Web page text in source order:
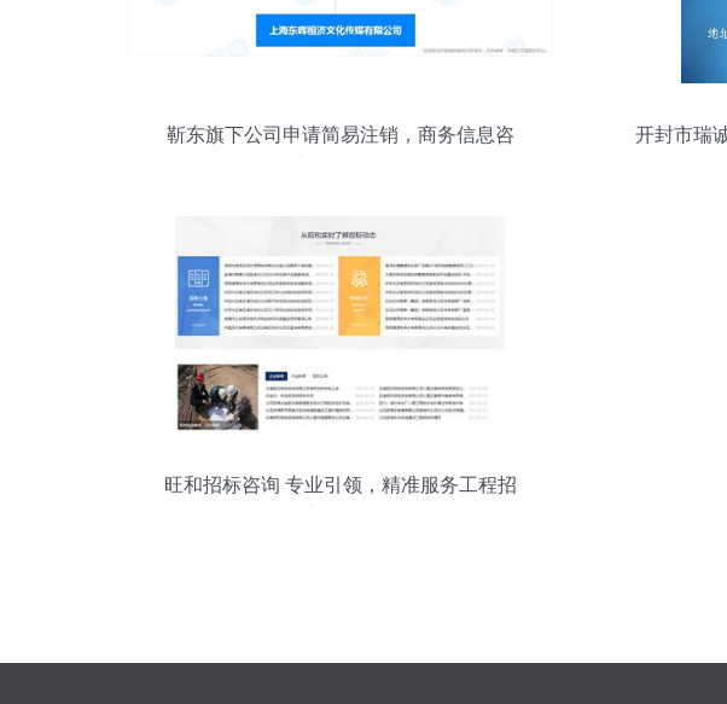
靳东旗下公司申请简易注销，商务信息咨
开封市瑞
旺和招标咨询 专业引领，精准服务工程招